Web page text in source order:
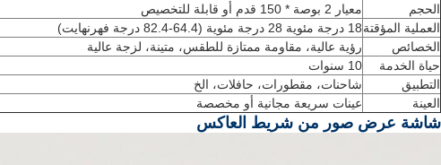
الحجم
معيار 2 بوصة * 150 قدم أو قابلة للتخصيص
العملية المؤقتة18 درجة مئوية 28 درجة مئوية (64.4-82.4 درجة فهرنهايت)
الخصائص
رؤية عالية، مقاومة ممتازة للطقس، متينة، لزجة عالية
حياة الخدمة
10 سنوات
التطبيق
شاحنات، مقطورات، حافلات، الخ
العينة
عينات سريعة مجانية أو مخصصة
شاشة عرض صور من شريط العاكس